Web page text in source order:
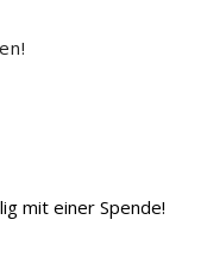
mit einer Spende!